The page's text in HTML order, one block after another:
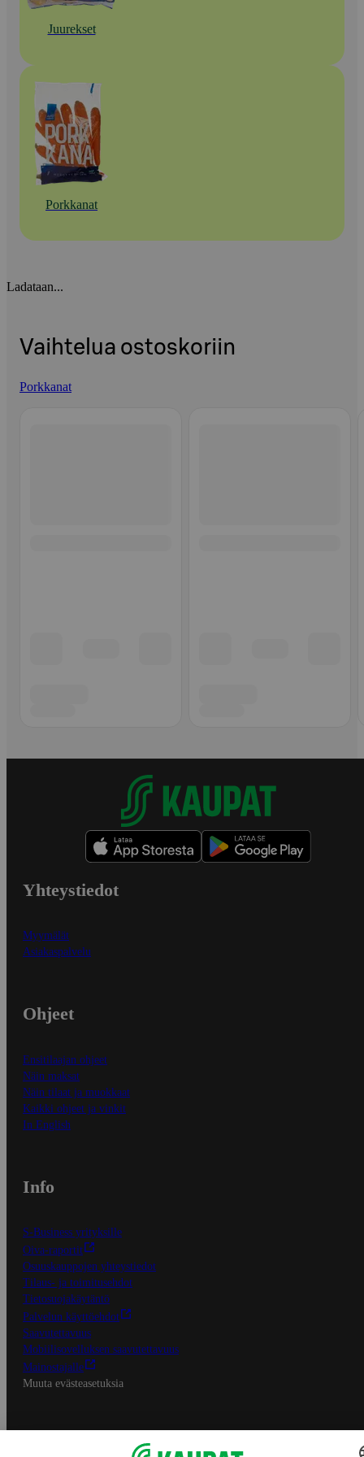
Juurekset
Porkkanat
Ladataan...
Vaihtelua ostoskoriin
Porkkanat
Yhteystiedot
Myymälät
Asiakaspalvelu
Ohjeet
Ensitilaajan ohjeet
Näin maksat
Näin tilaat ja muokkaat
Kaikki ohjeet ja vinkit
In English
Info
S-Business yrityksille
Oiva-raportit
Osuuskauppojen yhteystiedot
Tilaus- ja toimitusehdot
Tietosuojakäytäntö
Palvelun käyttöehdot
Saavutettavuus
Mobiilisovelluksen saavutettavuus
Mainostajalle
Muuta evästeasetuksia
S-ryhmän palvelut